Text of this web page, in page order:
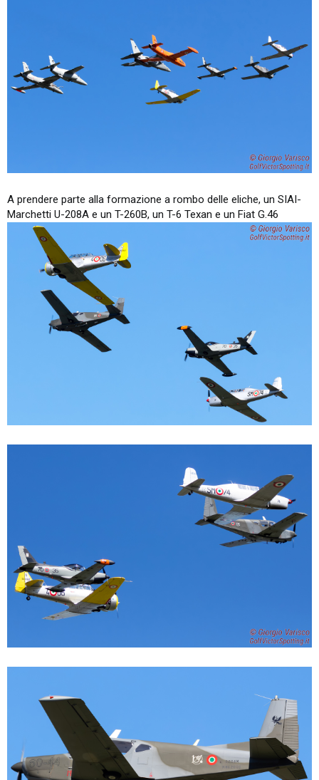
A prendere parte alla formazione a rombo delle eliche, un SIAI-
Marchetti U-208A e un T-260B, un T-6 Texan e un Fiat G.46